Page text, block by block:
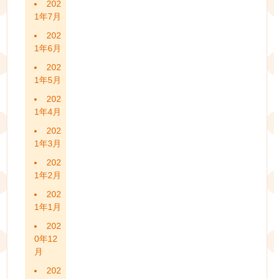
202
1年7月
202
1年6月
202
1年5月
202
1年4月
202
1年3月
202
1年2月
202
1年1月
202
0年12
月
202